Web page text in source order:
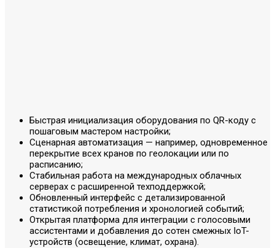
Быстрая инициализация оборудования по QR-коду с
пошаговым мастером настройки;
Сценарная автоматизация — например, одновременное
перекрытие всех кранов по геолокации или по
расписанию;
Стабильная работа на международных облачных
серверах с расширенной техподдержкой;
Обновленный интерфейс с детализированной
статистикой потребления и хронологией событий;
Открытая платформа для интеграции с голосовыми
ассистентами и добавления до сотен смежных IoT-
устройств (освещение, климат, охрана).